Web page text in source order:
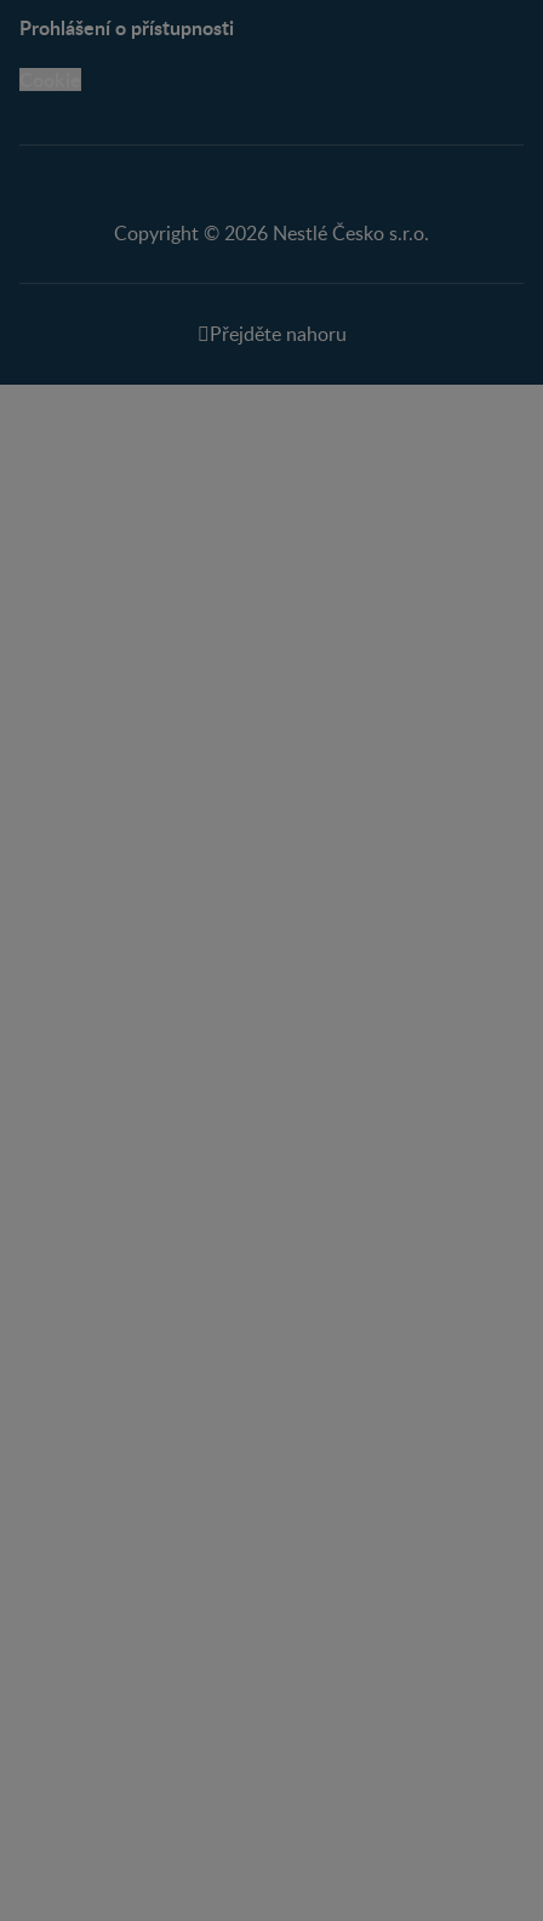
Prohlášení o přístupnosti
Copyright © 2026 Nestlé Česko s.r.o.
Přejděte nahoru